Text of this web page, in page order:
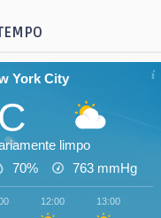
York City
limpo
70% 763 mmHg
12:00 13:00